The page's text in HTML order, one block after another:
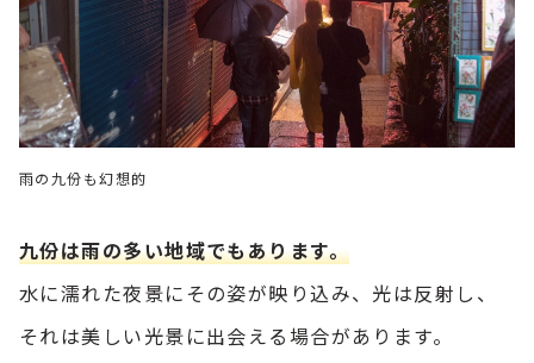
雨の九份も幻想的
九份は雨の多い地域でもあります。
水に濡れた夜景にその姿が映り込み、光は反射し、
それは美しい光景に出会える場合があります。